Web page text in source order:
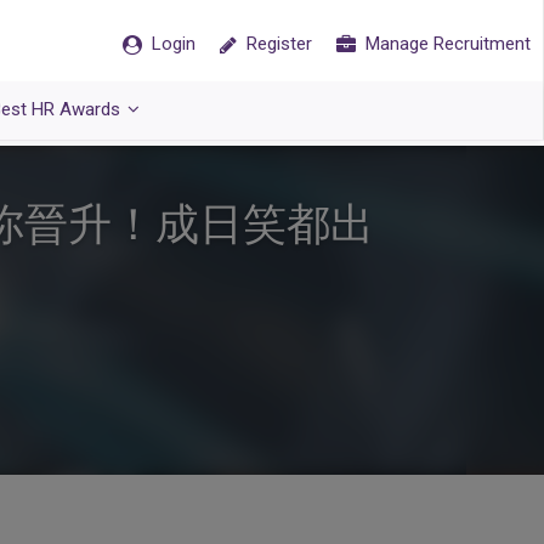
Login Register Manage Recruitment
HR Awards
晉升！成日笑都出